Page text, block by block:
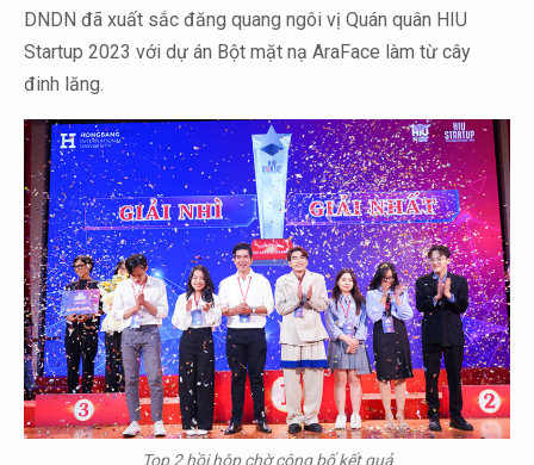
DNDN đã xuất sắc đăng quang ngôi vị Quán quân HIU
Startup 2023 với dự án Bột mặt nạ AraFace làm từ cây
đinh lăng.
Top 2 hồi hộp chờ công bố kết quả